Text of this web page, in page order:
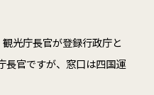
光庁長官が登録行政庁と
長官ですが、窓口は四国運